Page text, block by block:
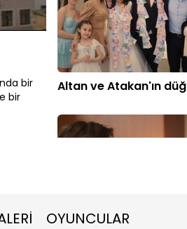
bir
bir
Altan ve Atakan'ın
OYUNCULAR